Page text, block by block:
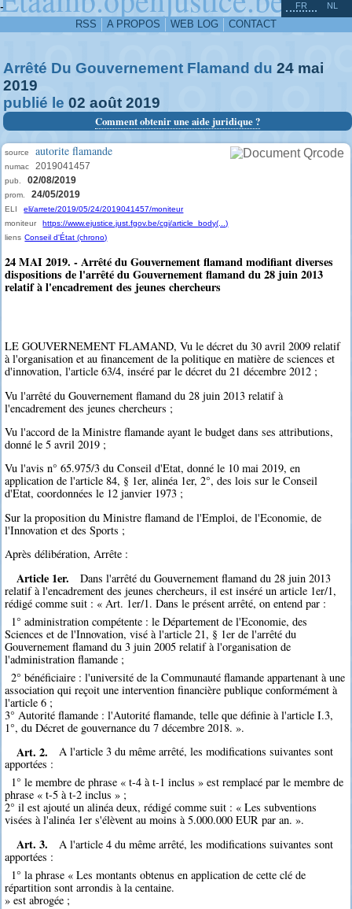
-
RSS A PROPOS WEB LOG CONTACT
FR NL
Arrêté Du Gouvernement Flamand du 24 mai
2019
publié le 02 août 2019
Comment obtenir une aide juridique ?
source autorite flamande
numac 2019041457
pub. 02/08/2019
prom. 24/05/2019
ELI
eli/arrete/2019/05/24/2019041457/moniteur
moniteur
https://www.ejustice.just.fgov.be/cgi/article_body(...)
liens Conseil d'État (chrono)
24 MAI 2019. - Arrêté du Gouvernement flamand modifiant diverses
dispositions de l'arrêté du Gouvernement flamand du 28 juin 2013
relatif à l'encadrement des jeunes chercheurs
LE GOUVERNEMENT FLAMAND, Vu le décret du 30 avril 2009 relatif
à l'organisation et au financement de la politique en matière de sciences et
d'innovation, l'article 63/4, inséré par le décret du 21 décembre 2012 ;
Vu l'arrêté du Gouvernement flamand du 28 juin 2013 relatif à
l'encadrement des jeunes chercheurs ;
Vu l'accord de la Ministre flamande ayant le budget dans ses attributions,
donné le 5 avril 2019 ;
Vu l'avis n° 65.975/3 du Conseil d'Etat, donné le 10 mai 2019, en
application de l'article 84, § 1er, alinéa 1er, 2°, des lois sur le Conseil
d'Etat, coordonnées le 12 janvier 1973 ;
Sur la proposition du Ministre flamand de l'Emploi, de l'Economie, de
l'Innovation et des Sports ;
Après délibération, Arrête :
Article 1er.
Dans l'arrêté du Gouvernement flamand du 28 juin 2013
relatif à l'encadrement des jeunes chercheurs, il est inséré un article 1er/1,
rédigé comme suit : « Art. 1er/1. Dans le présent arrêté, on entend par :
1° administration compétente : le Département de l'Economie, des
Sciences et de l'Innovation, visé à l'article 21, § 1er de l'arrêté du
Gouvernement flamand du 3 juin 2005 relatif à l'organisation de
l'administration flamande ;
2° bénéficiaire : l'université de la Communauté flamande appartenant à une
association qui reçoit une intervention financière publique conformément à
l'article 6 ;
3° Autorité flamande : l'Autorité flamande, telle que définie à l'article I.3,
1°, du Décret de gouvernance du 7 décembre 2018. ».
Art. 2.
A l'article 3 du même arrêté, les modifications suivantes sont
apportées :
1° le membre de phrase « t-4 à t-1 inclus » est remplacé par le membre de
phrase « t-5 à t-2 inclus » ;
2° il est ajouté un alinéa deux, rédigé comme suit : « Les subventions
visées à l'alinéa 1er s'élèvent au moins à 5.000.000 EUR par an. ».
Art. 3.
A l'article 4 du même arrêté, les modifications suivantes sont
apportées :
1° la phrase « Les montants obtenus en application de cette clé de
répartition sont arrondis à la centaine.
» est abrogée ;
^